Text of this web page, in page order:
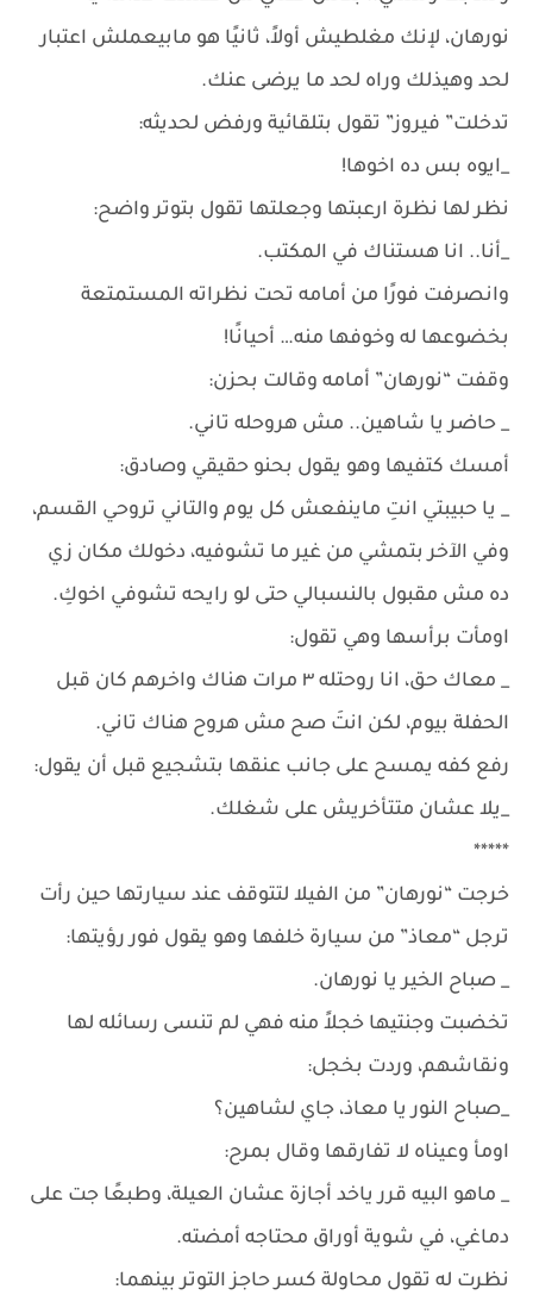
نورهان، لإنك مغلطيش أولاً، ثانيًا هو مابيعملش اعتبار
لحد وهيذلك وراه لحد ما يرضى عنك.
تدخلت” فيروز” تقول بتلقائية ورفض لحديثه:
_ايوه بس ده اخوها!
نظر لها نظرة ارعبتها وجعلتها تقول بتوتر واضح:
_أنا.. انا هستناك في المكتب.
وانصرفت فورًا من أمامه تحت نظراته المستمتعة
بخضوعها له وخوفها منه… أحيانًا!
وقفت “نورهان” أمامه وقالت بحزن:
_ حاضر يا شاهين.. مش هروحله تاني.
أمسك كتفيها وهو يقول بحنو حقيقي وصادق:
_ يا حبيبتي انتِ ماينفعش كل يوم والتاني تروحي القسم،
وفي الآخر بتمشي من غير ما تشوفيه، دخولك مكان زي
ده مش مقبول بالنسبالي حتى لو رايحه تشوفي اخوكِ.
اومأت برأسها وهي تقول:
_ معاك حق، انا روحتله ٣ مرات هناك واخرهم كان قبل
الحفلة بيوم، لكن انتَ صح مش هروح هناك تاني.
رفع كفه يمسح على جانب عنقها بتشجيع قبل أن يقول:
_يلا عشان متتأخريش على شغلك.
*****
خرجت “نورهان” من الفيلا لتتوقف عند سيارتها حين رأت
ترجل “معاذ” من سيارة خلفها وهو يقول فور رؤيتها:
_ صباح الخير يا نورهان.
تخضبت وجنتيها خجلاً منه فهي لم تنسى رسائله لها
ونقاشهم، وردت بخجل:
_صباح النور يا معاذ، جاي لشاهين؟
اومأ وعيناه لا تفارقها وقال بمرح:
_ ماهو البيه قرر ياخد أجازة عشان العيلة، وطبعًا جت على
دماغي، في شوية أوراق محتاجه أمضته.
نظرت له تقول محاولة كسر حاجز التوتر بينهما: